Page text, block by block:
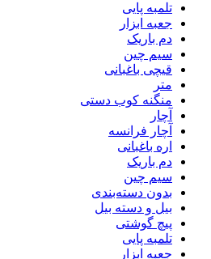
تلمبه پایی
جعبه ابزار
دم باریک
سیم چین
قیچی باغبانی
متر
منگنه کوب دستی
آچار
آچار فرانسه
اره باغبانی
دم باریک
سیم چین
بدون دسته‌بندی
بیل و دسته بیل
پیچ گوشتی
تلمبه پایی
جعبه ابزار